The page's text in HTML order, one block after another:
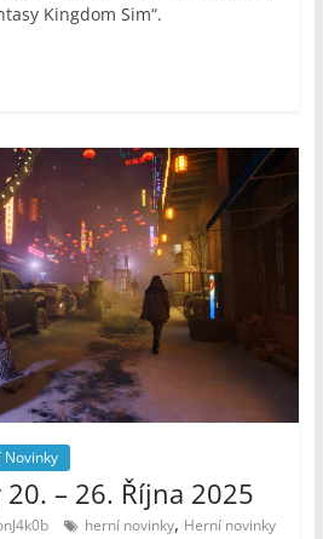
Kingdom Sim“.
Novinky
– 26. Října 2025
herní novinky, Herní novinky